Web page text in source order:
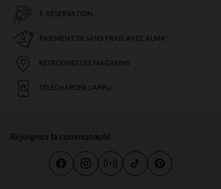
E-RÉSERVATION
PAIEMENT 3X SANS FRAIS AVEC ALMA*
RETROUVEZ LES MAGASINS
TÉLÉCHARGER L'APPLI
Rejoignez la communauté